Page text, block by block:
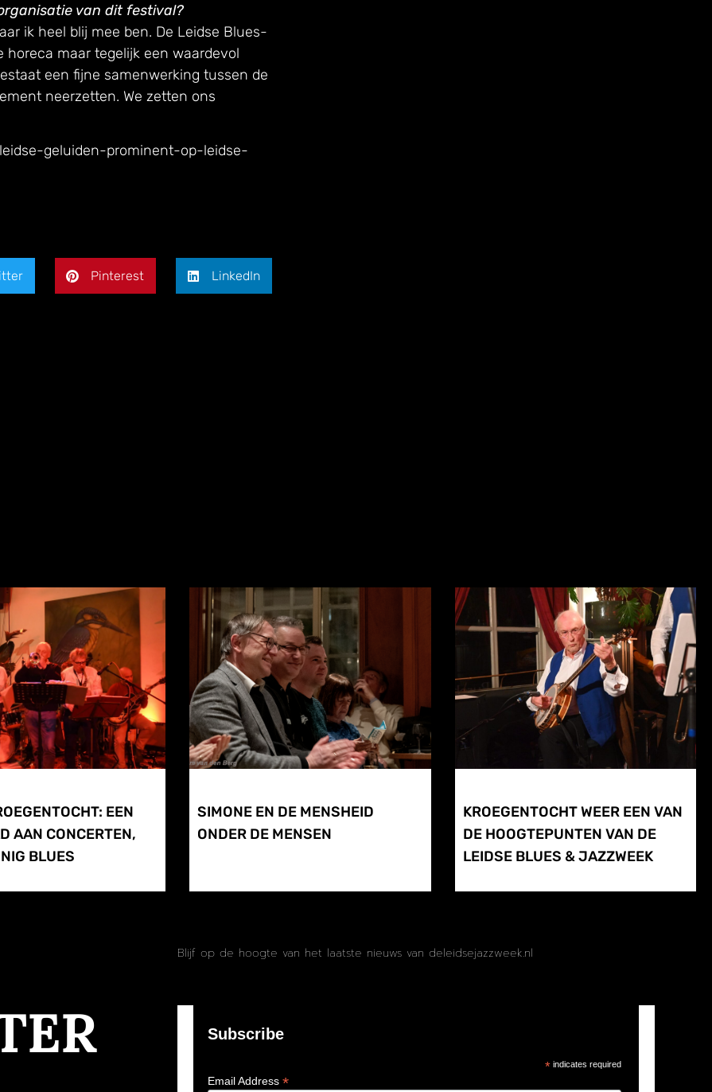
van dit festival?
ik heel blij mee ben. De Leidse Blues-
maar tegelijk een waardevol
een fijne samenwerking tussen de
neerzetten. We zetten ons
geluiden-prominent-op-leidse-
Pinterest LinkedIn
EEN
AAN CONCERTEN,
BLUES
SIMONE EN DE MENSHEID
ONDER DE MENSEN
KROEGENTOCHT WEER EEN VAN
DE HOOGTEPUNTEN VAN DE
LEIDSE BLUES & JAZZWEEK
Blijf op de hoogte van het laatste nieuws van deleidsejazzweek.nl
Subscribe
* indicates required
Email Address *